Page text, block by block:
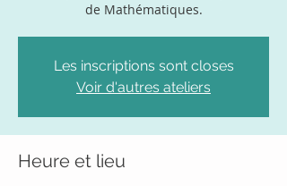
de Mathématiques.
Les inscriptions sont closes
Voir d'autres ateliers
Heure et lieu